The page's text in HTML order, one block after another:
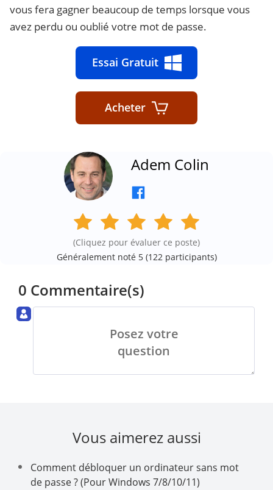
vous fera gagner beaucoup de temps lorsque vous
avez perdu ou oublié votre mot de passe.
Essai Gratuit
Acheter
Adem Colin
(Cliquez pour évaluer ce poste)
Généralement noté 5 (122participants)
0 Commentaire(s)
Posez votre
question
Vous aimerez aussi
Comment débloquer un ordinateur sans mot
de passe ? (Pour Windows 7/8/10/11)